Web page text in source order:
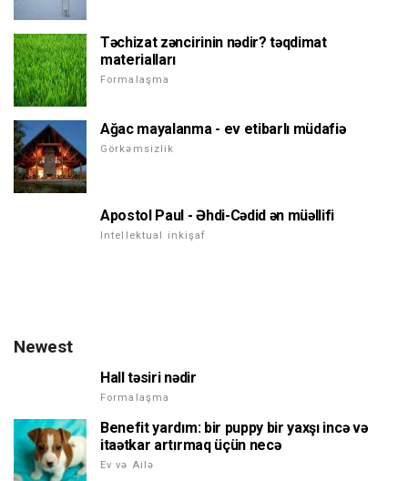
Təchizat zəncirinin nədir? təqdimat
materialları
Formalaşma
Ağac mayalanma - ev etibarlı müdafiə
Görkəmsizlik
Apostol Paul - Əhdi-Cədid ən müəllifi
Intellektual inkişaf
Newest
Hall təsiri nədir
Formalaşma
Benefit yardım: bir puppy bir yaxşı incə və
itaətkar artırmaq üçün necə
Ev və Ailə